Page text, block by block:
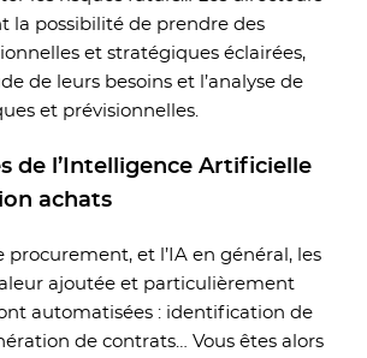
la possibilité de prendre des
et stratégiques éclairées,
de leurs besoins et l’analyse de
et prévisionnelles.
de l’Intelligence Artificielle
achats
procurement, et l’IA en général, les
ajoutée et particulièrement
automatisées : identification de
de contrats… Vous êtes alors